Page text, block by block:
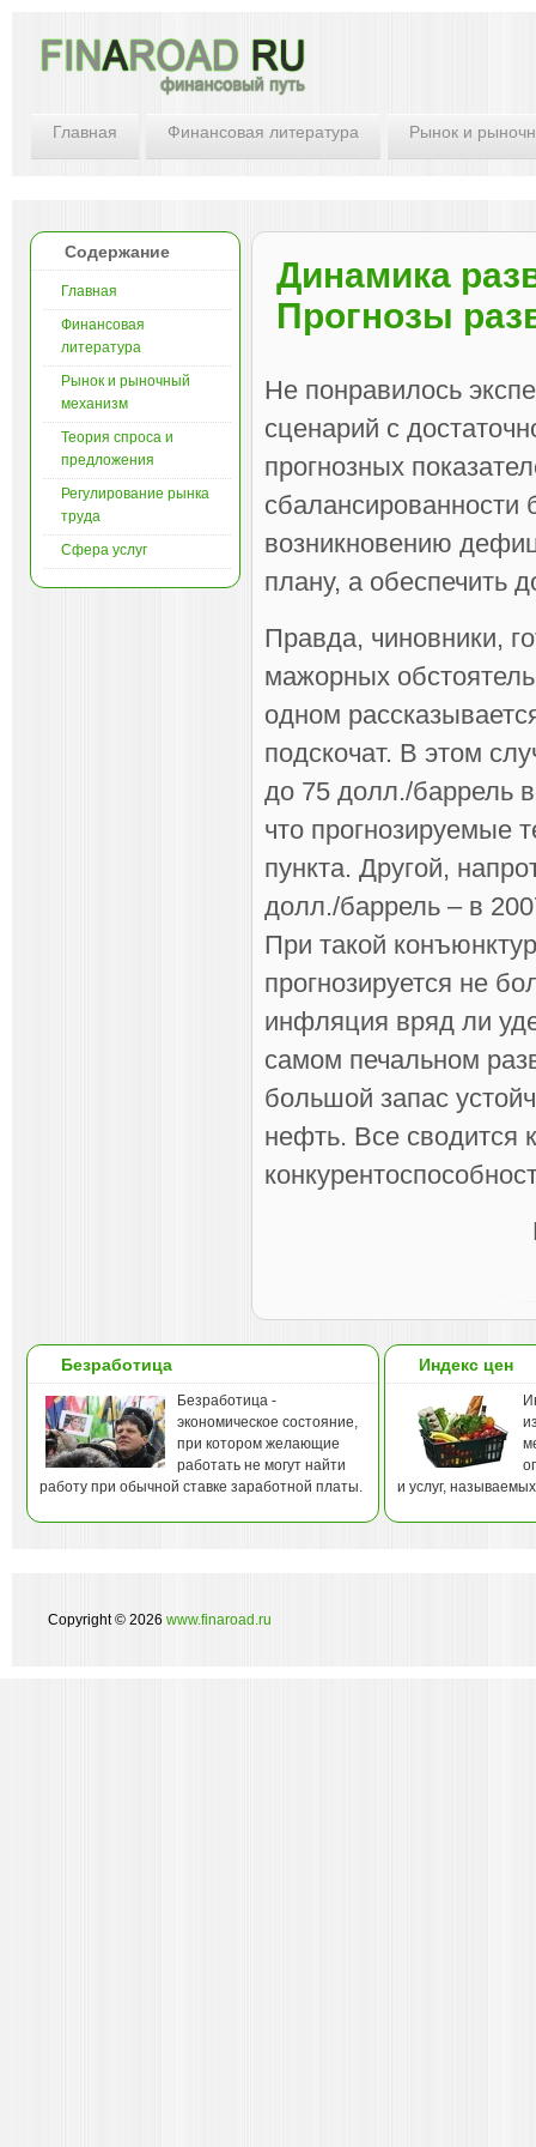
Главная Финансовая литература Рынок и
Динамика
Прогнозы
Не понравилось
сценарий с
прогнозных
возникновению
плану, а обеспечить
Правда, чиновники,
мажорных
одном
подскочат. В этом
до 75 долл./баррель
что прогнозируемые
пункта. Другой,
долл./баррель – в
При такой
прогнозируется не
инфляция вряд ли
самом печальном
большой запас
нефть. Все сводится
Содержание
Главная
Финансовая
литература
Рынок и рыночный
механизм
Теория спроса и
предложения
Регулирование рынка
труда
Сфера услуг
Безработица
Безработица -
экономическое состояние,
при котором желающие
работать не могут найти
работу при обычной ставке заработной платы.
Индекс цен
и услуг,
Copyright © 2026 www.finaroad.ru